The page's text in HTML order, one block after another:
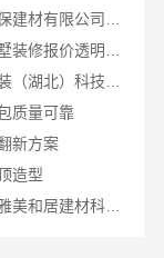
质量可靠
新方案
造型
宁波镇海家装施工对接渠道宁波雅美和居建材科技有限公司